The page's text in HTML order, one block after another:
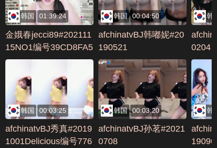
韩国 01:39:24
金娥春jecci89#202111
15NO1编号39CD8FA5
韩国 00:04:50
afchinatvBJ韩嘟妮#20
190521
韩
0204
韩国 00:03:25
afchinatvBJ秀真#2019
1001Delicious编号776
韩国 00:03:20
afchinatvBJ孙茗#2021
0708
韩